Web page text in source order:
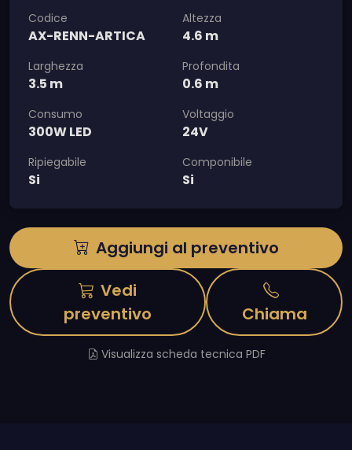
Codice
AX-RENN-ARTICA
Altezza
4.6 m
Larghezza
3.5 m
Profondita
0.6 m
Consumo
300W LED
Voltaggio
24V
Ripiegabile
Si
Componibile
Si
Aggiungi al preventivo
Vedi
preventivo
Chiama
Visualizza scheda tecnica PDF